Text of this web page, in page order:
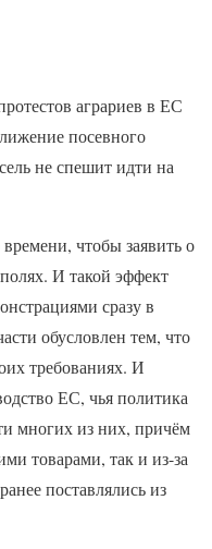
аграриев в ЕС
посевного
не спешит идти на
чтобы заявить о
И такой эффект
сразу в
обусловлен тем, что
требованиях. И
ЕС, чья политика
многих из них, причём
товарами, так и из-за
поставлялись из